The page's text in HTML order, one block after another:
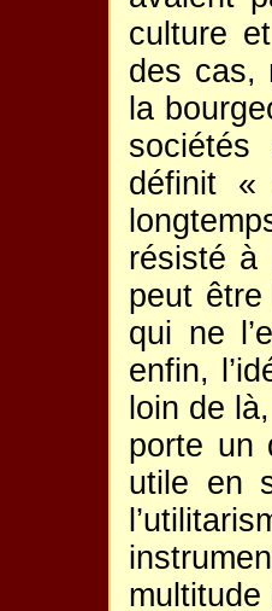
culture
des cas,
la
définit
résisté à
peut
qui ne
enfin,
loin de
porte un
utile en
multitude